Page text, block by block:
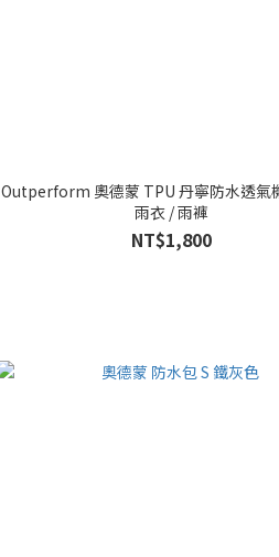
Outperform 奧德蒙 TPU 丹寧防水透氣
雨衣 / 雨褲
NT$1,800